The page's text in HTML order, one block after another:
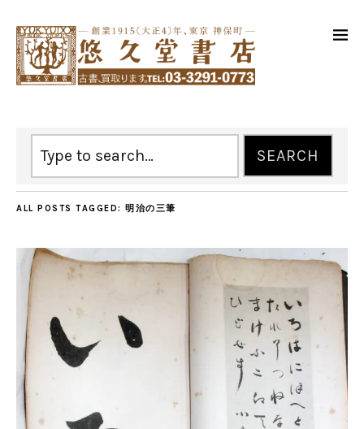
ALL POSTS TAGGED: 明治の三筆